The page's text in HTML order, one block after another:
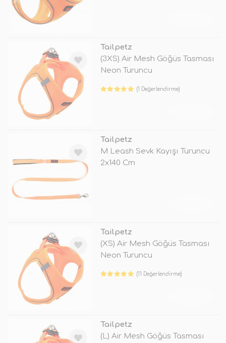
Tailpetz
(3XS) Air Mesh Göğüs Tasması
Neon Turuncu
(1 Değerlendirme)
Tailpetz
M Leash Sevk Kayışı Turuncu
2x140 Cm
Tailpetz
(XS) Air Mesh Göğüs Tasması
Neon Turuncu
(11 Değerlendirme)
Tailpetz
(L) Air Mesh Göğüs Tasması